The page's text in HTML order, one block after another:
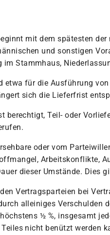
mit dem spätesten
und sonstigen
im Stammhaus,
etwa für die Ausführung
sich die Lieferfrist
berechtigt, Teil- oder
oder vom
Arbeitskonflikte,
dieser Umstände. Dies
Vertragsparteien bei
alleiniges Verschulden
½ %, insgesamt
nicht benützt werden